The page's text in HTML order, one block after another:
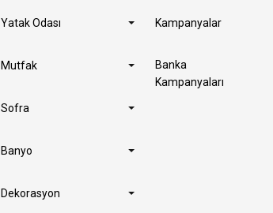
Yatak Odası
Mutfak
Sofra
Banyo
Dekorasyon
Kampanyalar
Banka
Kampanyaları